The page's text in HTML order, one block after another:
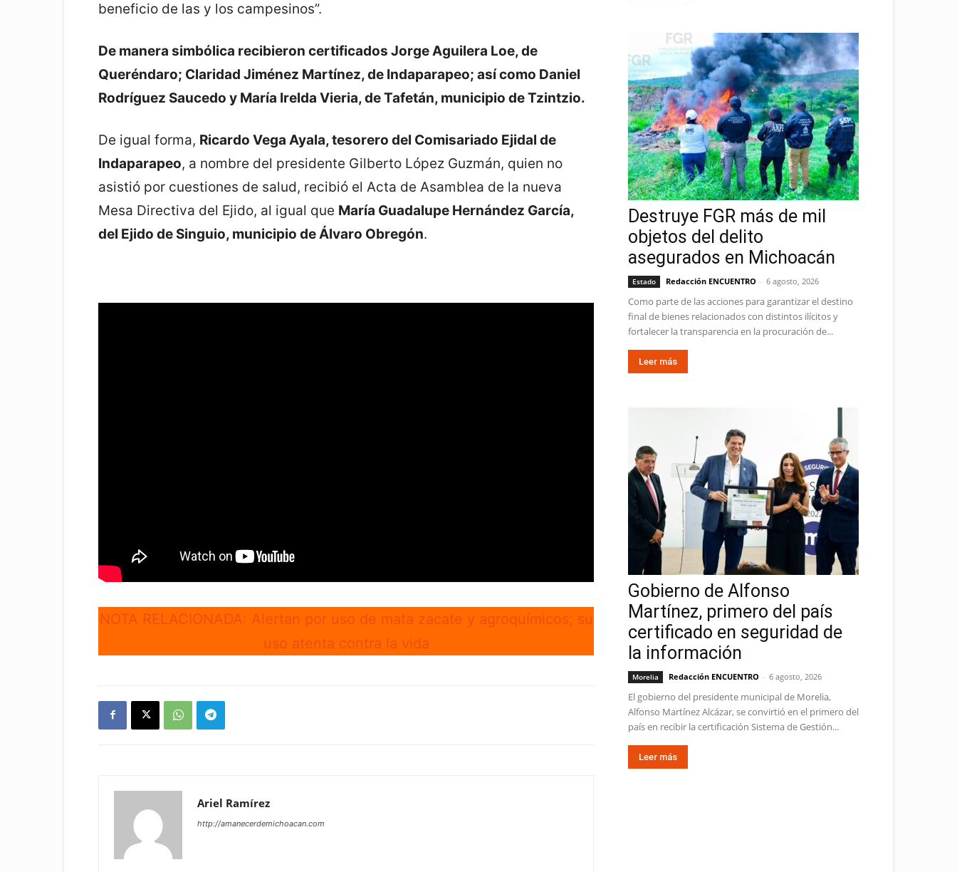
beneficio de las y los campesinos”.
De manera simbólica recibieron certificados Jorge Aguilera Loe, de
Queréndaro; Claridad Jiménez Martínez, de Indaparapeo; así como Daniel
Rodríguez Saucedo y María Irelda Vieria, de Tafetán, municipio de Tzintzio.
De igual forma, Ricardo Vega Ayala, tesorero del Comisariado Ejidal de
Indaparapeo, a nombre del presidente Gilberto López Guzmán, quien no
asistió por cuestiones de salud, recibió el Acta de Asamblea de la nueva
Mesa Directiva del Ejido, al igual que María Guadalupe Hernández García,
del Ejido de Singuio, municipio de Álvaro Obregón.
NOTA RELACIONADA: Alertan por uso de mata zacate y agroquímicos; su
uso atenta contra la vida
Ariel Ramírez
http://amanecerdemichoacan.com
Destruye FGR más de mil
objetos del delito
asegurados en Michoacán
Estado Redacción ENCUENTRO - 6 agosto, 2026
Como parte de las acciones para garantizar el destino
final de bienes relacionados con distintos ilícitos y
fortalecer la transparencia en la procuración de...
Leer más
Gobierno de Alfonso
Martínez, primero del país
certificado en seguridad de
la información
Morelia Redacción ENCUENTRO - 6 agosto, 2026
El gobierno del presidente municipal de Morelia,
Alfonso Martínez Alcázar, se convirtió en el primero del
país en recibir la certificación Sistema de Gestión...
Leer más